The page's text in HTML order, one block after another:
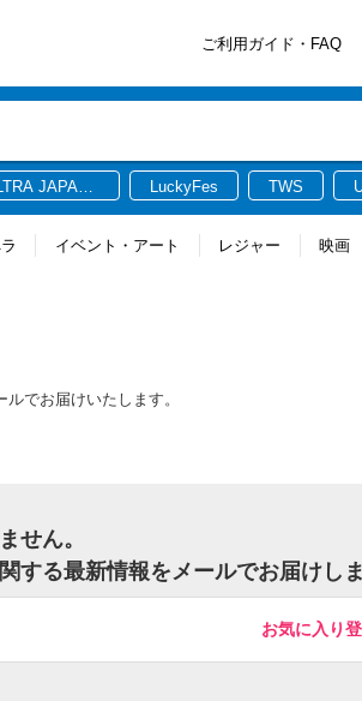
ご利用ガイド・FAQ
JAPAN
LuckyFes TWS
イベント・アート レジャー 映画
でお届けいたします。
せん。
る最新情報をメールでお届けしま
お気に入り